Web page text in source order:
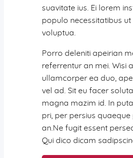
suavitate ius. Ei lorem
populo necessitatibus ut
voluptua.
Porro deleniti apeirian
referrentur an mei. Wisi
ullamcorper ea duo,
vel ad. Sit eu facer
magna mazim id. In
pri, per persius
an.Ne fugit essent
Qui dico dicam